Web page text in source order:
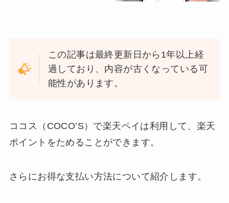
この記事は最終更新日から1年以上経
過しており、内容が古くなっている可
能性があります。
ココス（COCO’S）で楽天ペイは利用して、楽天
ポイントをためることができます。
さらにお得な支払い方法について紹介します。